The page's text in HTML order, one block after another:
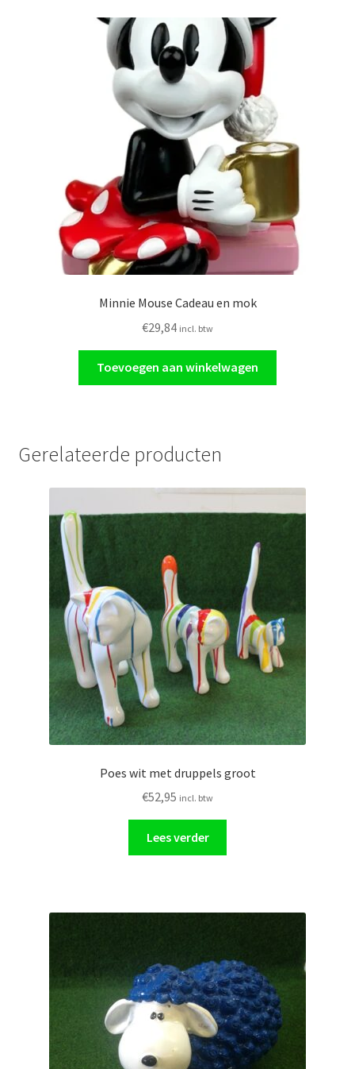
Minnie Mouse Cadeau en mok
€29,84 incl. btw
Toevoegen aan winkelwagen
Gerelateerde producten
Poes wit met druppels groot
€52,95 incl. btw
Lees verder